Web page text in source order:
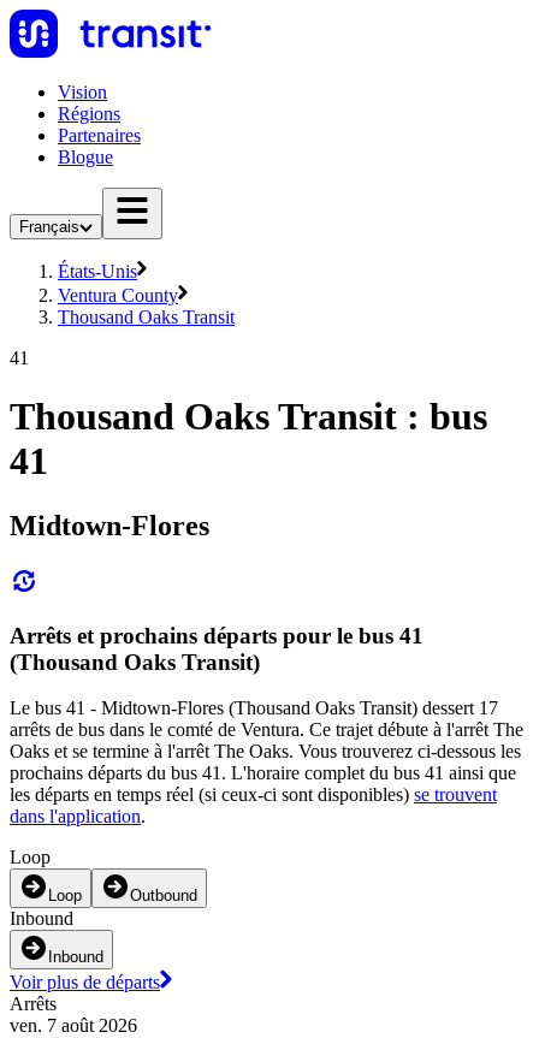
Vision
Régions
Partenaires
Blogue
Français
États-Unis
Ventura County
Thousand Oaks Transit
41
Thousand Oaks Transit : bus
41
Midtown-Flores
Arrêts et prochains départs pour le bus 41
(Thousand Oaks Transit)
Le bus 41 - Midtown-Flores (Thousand Oaks Transit) dessert 17
arrêts de bus dans le comté de Ventura. Ce trajet débute à l'arrêt The
Oaks et se termine à l'arrêt The Oaks. Vous trouverez ci-dessous les
prochains départs du bus 41. L'horaire complet du bus 41 ainsi que
les départs en temps réel (si ceux-ci sont disponibles) se trouvent
dans l'application.
Loop
Loop Outbound
Inbound
Inbound
Voir plus de départs
Arrêts
ven. 7 août 2026